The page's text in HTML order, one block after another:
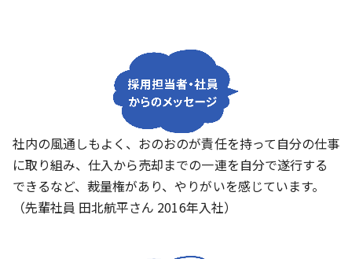
社内の風通しもよく、おのおのが責任を持って自分の仕事
に取り組み、仕入から売却までの一連を自分で遂行する
できるなど、裁量権があり、やりがいを感じています。
（先輩社員 田北航平さん 2016年入社）